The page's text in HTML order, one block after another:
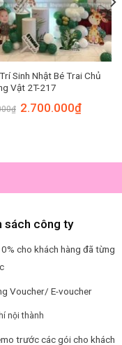
Sinh Nhật Bé Trai Chủ
Vật 2T-217
₫ Original
price
2.700.000₫Current
sách công ty
cho khách hàng đã từng
Voucher/ E-voucher
nội thành
trước các gói cho khách